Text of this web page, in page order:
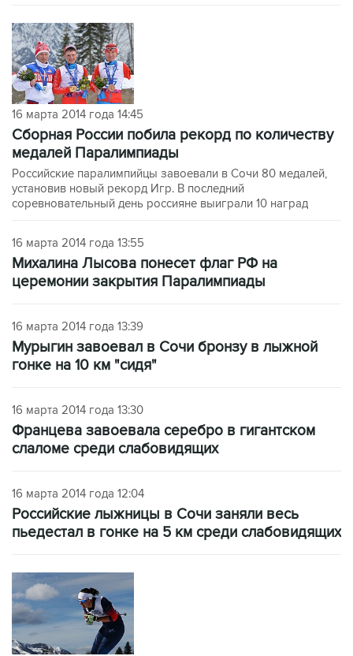
16 марта 2014 года 14:45
Сборная России побила рекорд по количеству
медалей Паралимпиады
Российские паралимпийцы завоевали в Сочи 80 медалей,
установив новый рекорд Игр. В последний
соревновательный день россияне выиграли 10 наград
16 марта 2014 года 13:55
Михалина Лысова понесет флаг РФ на
церемонии закрытия Паралимпиады
16 марта 2014 года 13:39
Мурыгин завоевал в Сочи бронзу в лыжной
гонке на 10 км "сидя"
16 марта 2014 года 13:30
Францева завоевала серебро в гигантском
слаломе среди слабовидящих
16 марта 2014 года 12:04
Российские лыжницы в Сочи заняли весь
пьедестал в гонке на 5 км среди слабовидящих